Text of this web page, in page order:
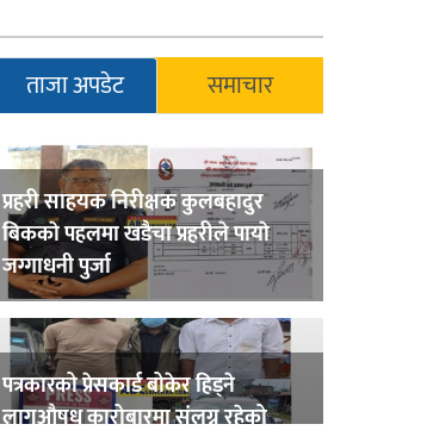
ताजा अपडेट समाचार
प्रहरी साहयक निरीक्षक कुलबहादुर
बिककाे पहलमा खडैचा प्रहरीले पायाे
जग्गाधनी पुर्जा
पत्रकारको प्रेसकार्ड बोकेर हिड्ने
लागुऔषध कारोबारमा संलग्न रहेको